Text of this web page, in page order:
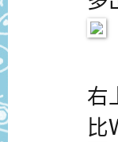
右
比